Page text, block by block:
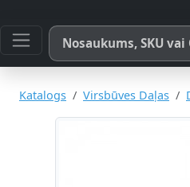
Meklēt pēc produkta
Katalogs Virsbūves Daļas